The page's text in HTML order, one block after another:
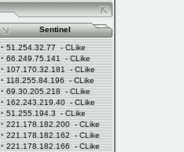
Sentinel
· 51.254.32.77- CLike
· 66.249.75.141- CLike
· 107.170.32.181- CLike
· 118.255.84.196- CLike
· 69.30.205.218- CLike
· 162.243.219.40- CLike
· 51.255.194.3- CLike
· 221.178.182.200- CLike
· 221.178.182.162- CLike
· 221.178.182.166- CLike